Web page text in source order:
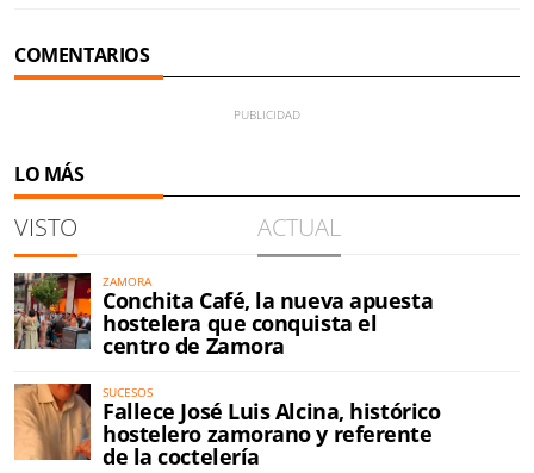
COMENTARIOS
LO MÁS
VISTO ACTUAL
ZAMORA
Conchita Café, la nueva apuesta
hostelera que conquista el
centro de Zamora
SUCESOS
Fallece José Luis Alcina, histórico
hostelero zamorano y referente
de la coctelería